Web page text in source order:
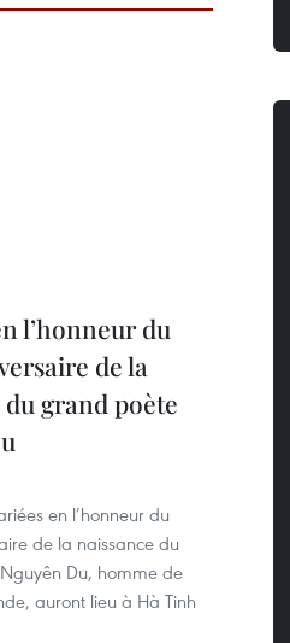
l’honneur du
de la
grand poète
en l’honneur du
de la naissance du
Du, homme de
auront lieu à Hà Tinh